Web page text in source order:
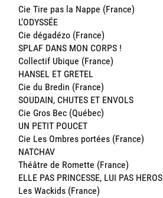
Cie Tire pas la Nappe (France)
L’ODYSSÉE
Cie dégadézo (France)
SPLAF DANS MON CORPS !
Collectif Ubique (France)
HANSEL ET GRETEL
Cie du Bredin (France)
SOUDAIN, CHUTES ET ENVOLS
Cie Gros Bec (Québec)
UN PETIT POUCET
Cie Les Ombres portées (France)
NATCHAV
Théâtre de Romette (France)
ELLE PAS PRINCESSE, LUI PAS HEROS
Les Wackids (France)